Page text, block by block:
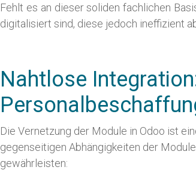
Fehlt es an dieser soliden fachlichen
digitalisiert sind, diese jedoch ineffizient
Nahtlose
Die Vernetzung der Module in Odoo ist
gegenseitigen Abhängigkeiten der
gewährleisten: